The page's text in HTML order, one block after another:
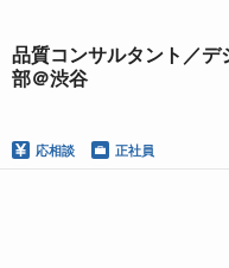
品質コンサルタント／デ
部＠渋谷
応相談 正社員